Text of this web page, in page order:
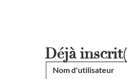
Déjà
Connexion
Nom d'utilisateur